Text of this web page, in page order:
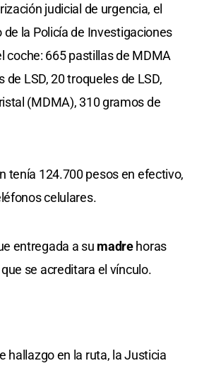
judicial de urgencia, el
la Policía de Investigaciones
coche: 665 pastillas de MDMA
de LSD, 20 troqueles de LSD,
(MDMA), 310 gramos de
tenía 124.700 pesos en efectivo,
celulares.
entregada a su madrehoras
se acreditara el vínculo.
hallazgo en la ruta, la Justicia